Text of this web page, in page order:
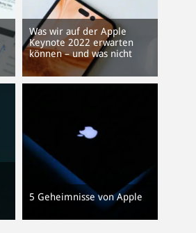
Was wir auf der Apple
Keynote 2022 erwarten
können – und was nicht
5 Geheimnisse von Apple